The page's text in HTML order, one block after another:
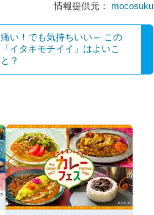
情報提供元： mocosuku
痛い！でも気持ちいい～ この
「イタキモチイイ」はよいこ
と？